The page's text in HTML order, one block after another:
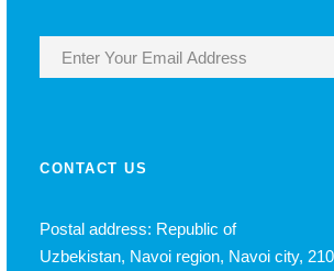
CONTACT US
Postal address: Republic of
Uzbekistan, Navoi region, Navoi city,